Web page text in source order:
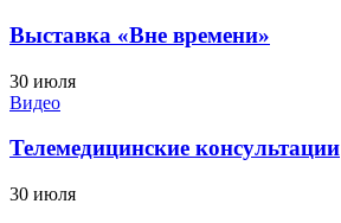
Выставка «Вне времени»
30 июля
Видео
Телемедицинские консультации
30 июля